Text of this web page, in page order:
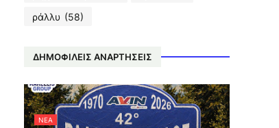
ράλλυ (58)
ΔΗΜΟΦΙΛΕΙΣ ΑΝΑΡΤΗΣΕΙΣ
ΝΕΑ